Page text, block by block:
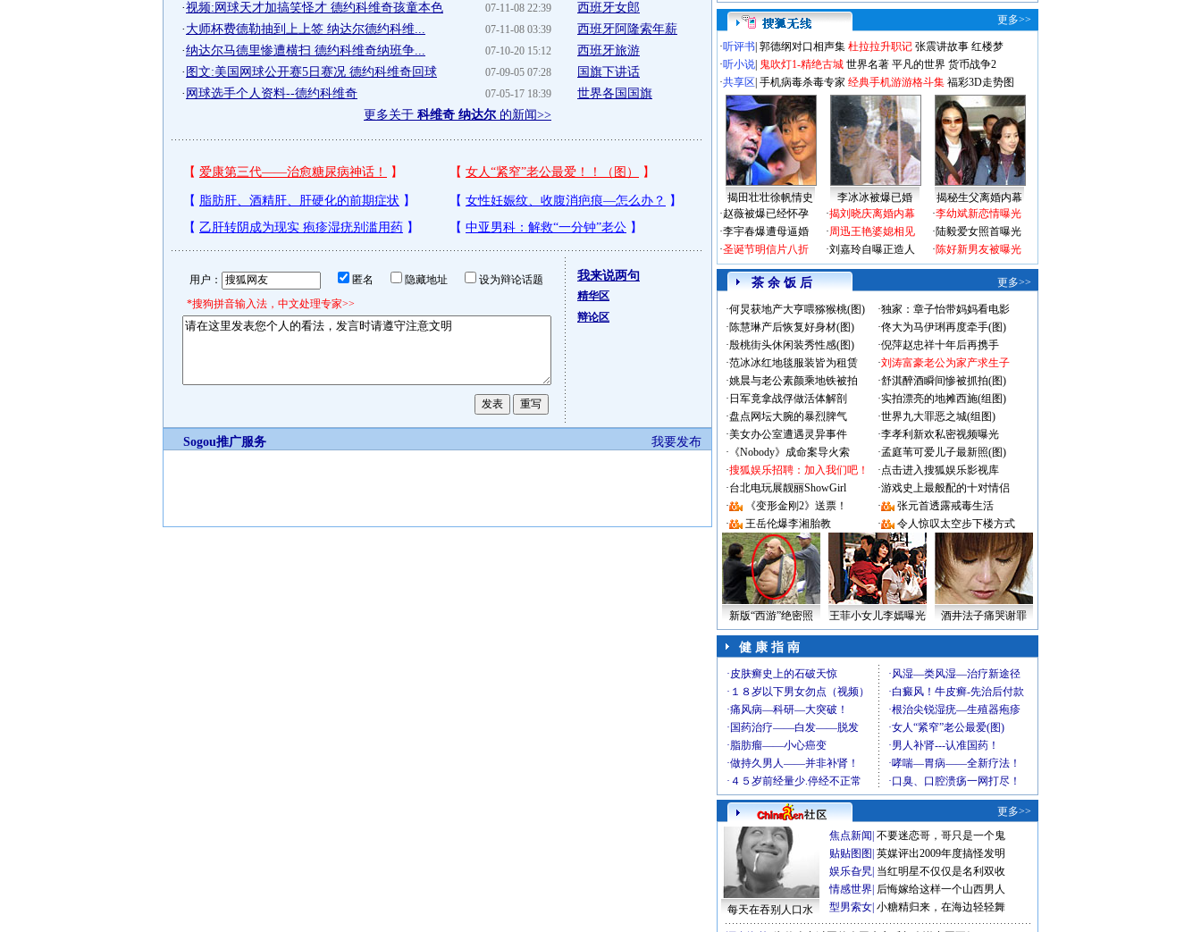
07-11-08 22:39
·视频:网球天才加搞笑怪才 德约科维奇孩童本色
07-11-08 03:39
· 大师杯费德勒抽到上上签 纳达尔德约科维...
07-10-20 15:12
·纳达尔马德里惨遭横扫 德约科维奇纳班争...
07-09-05 07:28
· 图文:美国网球公开赛5日赛况 德约科维奇回球
07-05-17 18:39
· 网球选手个人资料--德约科维奇
更多关于 科维奇 纳达尔的新闻>>
西班牙女郎
西班牙阿隆索年薪
西班牙旅游
国旗下讲话
世界各国国旗
用户： 匿名 隐藏地址
设为辩论话题
*搜狗拼音输入法，中文处理专家>>
我来说两句
精华区
辩论区
我要发布
Sogou推广服务
更多>>
·听评书 郭德纲对口相声集 杜拉拉升职记 张震讲故事 红楼梦
·听小说 鬼吹灯1-精绝古城 世界名著 平凡的世界 货币战争2
·共享区 手机病毒杀毒专家 经典手机游游格斗集 福彩3D走势图
揭田壮壮徐帆情史 李冰冰被爆已婚
揭秘生父离婚内幕
·赵薇被爆已经怀孕
·李宇春爆遭母逼婚
·圣诞节明信片八折
·揭刘晓庆离婚内幕
·周迅王艳婆媳相见
·刘嘉玲自曝正造人
·李幼斌新恋情曝光
·陆毅爱女照首曝光
·陈好新男友被曝光
茶 余 饭 后 更多>>
·何炅获地产大亨喂猕猴桃(图) ·独家：章子怡带妈妈看电影
·陈慧琳产后恢复好身材(图) ·佟大为马伊琍再度牵手(图)
·殷桃街头休闲装秀性感(图) ·倪萍赵忠祥十年后再携手
·范冰冰红地毯服装皆为租赁 ·刘涛富豪老公为家产求生子
·姚晨与老公素颜乘地铁被拍 ·舒淇醉酒瞬间惨被抓拍(图)
· 日军竟拿战俘做活体解剖 ·实拍漂亮的地摊西施(组图)
·盘点网坛大腕的暴烈脾气 ·世界九大罪恶之城(组图)
·美女办公室遭遇灵异事件 ·李孝利新欢私密视频曝光
· 《Nobody》成命案导火索 ·孟庭苇可爱儿子最新照(图)
·搜狐娱乐招聘：加入我们吧！ ·点击进入搜狐娱乐影视库
·台北电玩展靓丽ShowGirl ·游戏史上最般配的十对情侣
·
《变形金刚2》送票！ ·
张元首透露戒毒生活
·
王岳伦爆李湘胎教 · 令人惊叹太空步下楼方式
新版“西游”绝密照 王菲小女儿李嫣曝光 酒井法子痛哭谢罪
健 康 指 南
更多>>
每天在吞别人口水
焦点新闻 不要迷恋哥，哥只是一个鬼
贴贴图图 英媒评出2009年度搞怪发明
娱乐旮旯 当红明星不仅仅是名利双收
情感世界 后悔嫁给这样一个山西男人
型男索女 小糖精归来，在海边轻轻舞